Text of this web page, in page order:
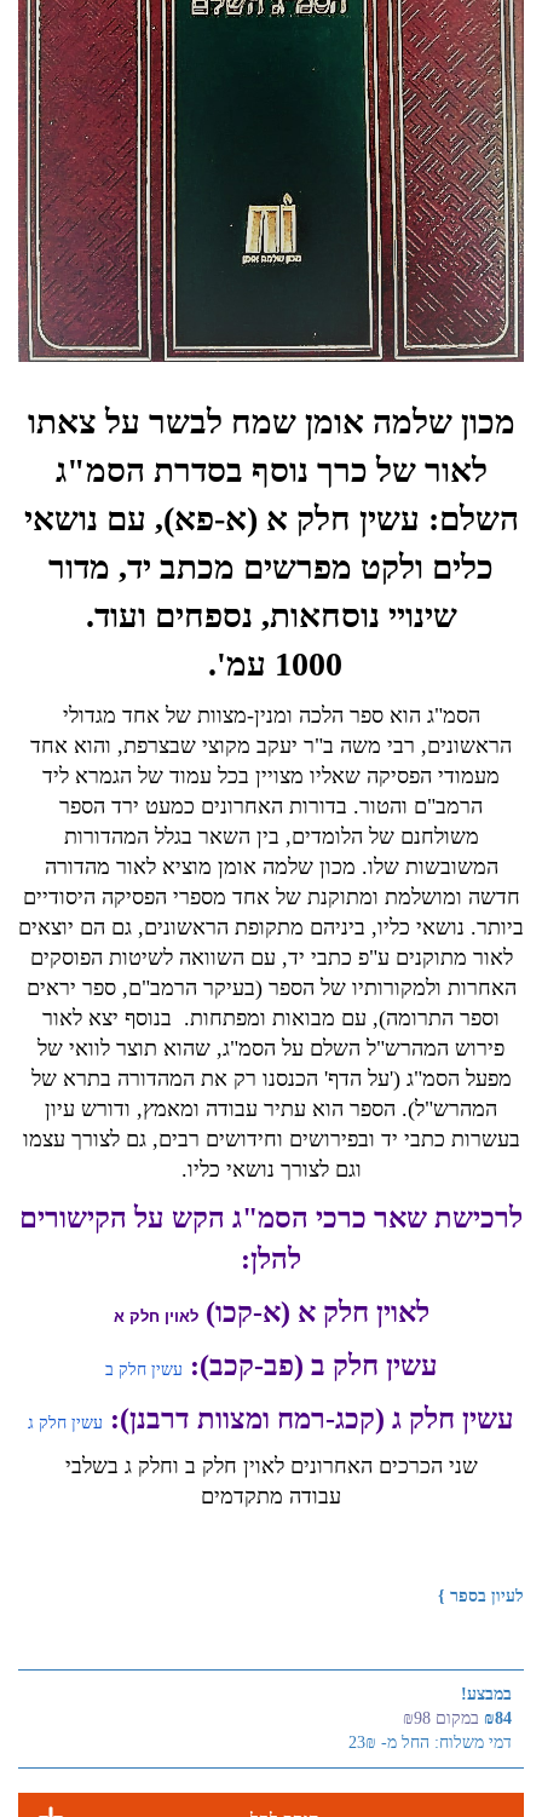
מכון שלמה אומן שמח לבשר על צאתו
לאור של כרך נוסף בסדרת הסמ"ג
השלם: עשין חלק א (א-פא), עם נושאי
כלים ולקט מפרשים מכתב יד, מדור
שינויי נוסחאות, נספחים ועוד.
1000 עמ'.
הסמ"ג הוא ספר הלכה ומנין-מצוות של אחד מגדולי
הראשונים, רבי משה ב"ר יעקב מקוצי שבצרפת, והוא אחד
מעמודי הפסיקה שאליו מצויין בכל עמוד של הגמרא ליד
הרמב"ם והטור. בדורות האחרונים כמעט ירד הספר
משולחנם של הלומדים, בין השאר בגלל המהדורות
המשובשות שלו. מכון שלמה אומן מוציא לאור מהדורה
חדשה ומושלמת ומתוקנת של אחד מספרי הפסיקה היסודיים
ביותר. נושאי כליו, ביניהם מתקופת הראשונים, גם הם יוצאים
לאור מתוקנים ע"פ כתבי יד, עם השוואה לשיטות הפוסקים
האחרות ולמקורותיו של הספר (בעיקר הרמב"ם, ספר יראים
וספר התרומה), עם מבואות ומפתחות. בנוסף יצא לאור
פירוש המהרש"ל השלם על הסמ"ג, שהוא תוצר לוואי של
מפעל הסמ"ג ('על הדף' הכנסנו רק את המהדורה בתרא של
המהרש"ל). הספר הוא עתיר עבודה ומאמץ, ודורש עיון
בעשרות כתבי יד ובפירושים וחידושים רבים, גם לצורך עצמו
וגם לצורך נושאי כליו.
לרכישת שאר כרכי הסמ"ג הקש על הקישורים
להלן:
לאוין חלק א (א-קכו) לאוין חלק א
עשין חלק ב (פב-קכב): עשין חלק ב
עשין חלק ג (קכג-רמח ומצוות דרבנן): עשין חלק ג
שני הכרכים האחרונים לאוין חלק ב וחלק ג בשלבי
עבודה מתקדמים
לעיון בספר }
במבצע!
₪84 במקום ₪98
דמי משלוח: החל מ- 23₪